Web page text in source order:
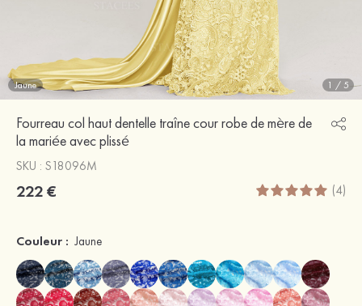
Jaune 1 / 5
Fourreau col haut dentelle traîne cour robe de mère de
la mariée avec plissé
SKU : S18096M
222 € (4)
Couleur : Jaune